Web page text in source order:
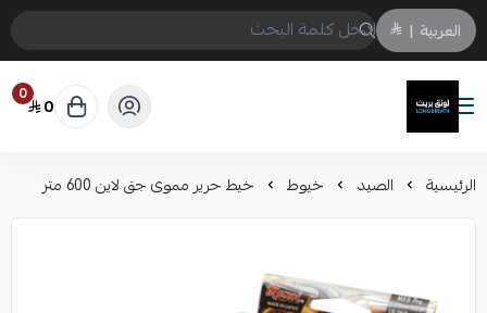
العربية |
لونق بريث
0 0
الرئيسية الصيد خيوط خيط حرير مموى جق لاين 600 متر